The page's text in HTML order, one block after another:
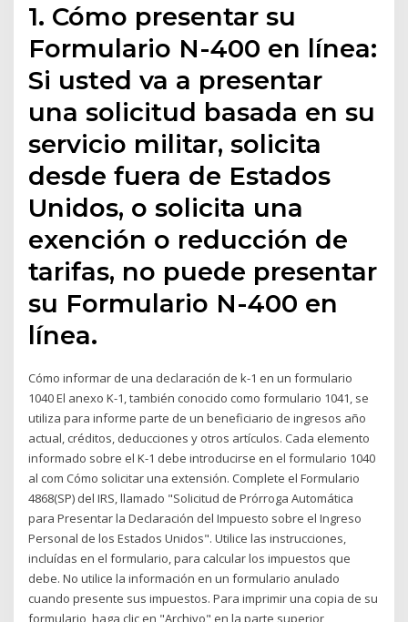
1. Cómo presentar su
Formulario N-400 en línea:
Si usted va a presentar
una solicitud basada en su
servicio militar, solicita
desde fuera de Estados
Unidos, o solicita una
exención o reducción de
tarifas, no puede presentar
su Formulario N-400 en
línea.
Cómo informar de una declaración de k-1 en un formulario
1040 El anexo K-1, también conocido como formulario 1041, se
utiliza para informe parte de un beneficiario de ingresos año
actual, créditos, deducciones y otros artículos. Cada elemento
informado sobre el K-1 debe introducirse en el formulario 1040
al com Cómo solicitar una extensión. Complete el Formulario
4868(SP) del IRS, llamado "Solicitud de Prórroga Automática
para Presentar la Declaración del Impuesto sobre el Ingreso
Personal de los Estados Unidos". Utilice las instrucciones,
incluídas en el formulario, para calcular los impuestos que
debe. No utilice la información en un formulario anulado
cuando presente sus impuestos. Para imprimir una copia de su